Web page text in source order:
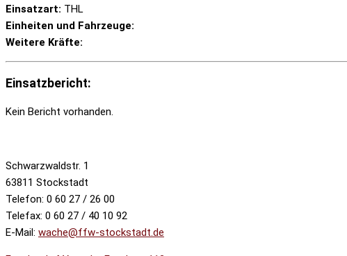
Einsatzart: THL
Einheiten und Fahrzeuge:
Weitere Kräfte:
Einsatzbericht:
Kein Bericht vorhanden.
Schwarzwaldstr. 1
63811 Stockstadt
Telefon: 0 60 27 / 26 00
Telefax: 0 60 27 / 40 10 92
E-Mail: wache@ffw-stockstadt.de